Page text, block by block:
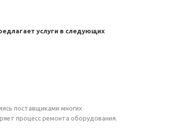
услуги в следующих
поставщиками многих
процесс ремонта оборудования.